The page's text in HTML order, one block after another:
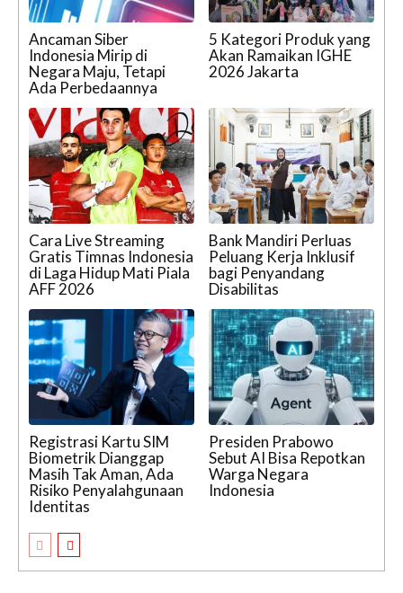
Ancaman Siber
Indonesia Mirip di
Negara Maju, Tetapi
Ada Perbedaannya
5 Kategori Produk yang
Akan Ramaikan IGHE
2026 Jakarta
Cara Live Streaming
Gratis Timnas Indonesia
di Laga Hidup Mati Piala
AFF 2026
Bank Mandiri Perluas
Peluang Kerja Inklusif
bagi Penyandang
Disabilitas
Registrasi Kartu SIM
Biometrik Dianggap
Masih Tak Aman, Ada
Risiko Penyalahgunaan
Identitas
Presiden Prabowo
Sebut AI Bisa Repotkan
Warga Negara
Indonesia